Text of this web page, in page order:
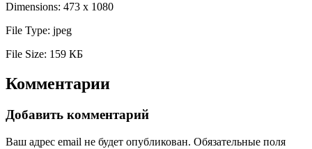
Dimensions: 473 x 1080
File Type: jpeg
File Size: 159 КБ
Комментарии
Добавить комментарий
Ваш адрес email не будет опубликован. Обязательные поля